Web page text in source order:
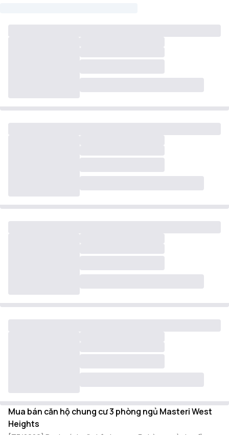
Mua bán căn hộ chung cư 3 phòng ngủ Masteri West
Heights